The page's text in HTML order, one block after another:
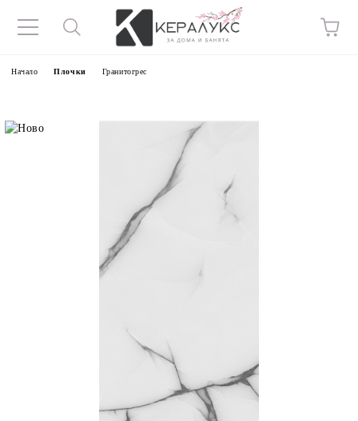
Начало Плочки Гранитогрес